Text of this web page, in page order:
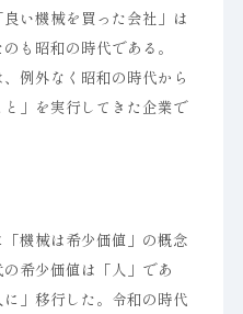
い機械を買った会社」は
も昭和の時代である。
例外なく昭和の時代から
」を実行してきた企業で
機械は希少価値」の概念
希少価値は「人」であ
」移行した。令和の時代